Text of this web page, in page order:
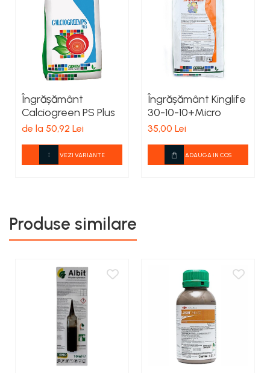
Îngrășământ
Calciogreen PS Plus
de la 50,92 Lei
VEZI VARIANTE
Îngrășământ Kinglife
30-10-10+Micro
35,00 Lei
ADAUGA IN COS
Produse similare